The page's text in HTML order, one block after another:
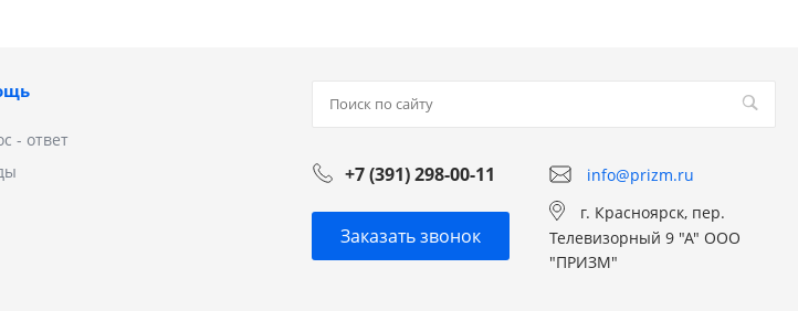
- ответ
+7 (391) 298-00-11 info@prizm.ru
Заказать звонок
г. Красноярск, пер.
Телевизорный 9 "А" ООО
"ПРИЗМ"